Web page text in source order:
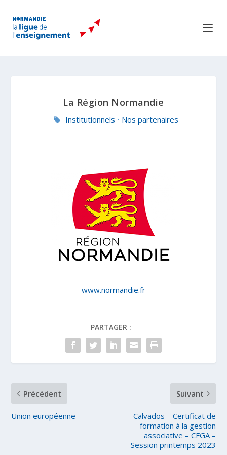
La Région Normandie
Institutionnels • Nos partenaires
www.normandie.fr
PARTAGER :
Précédent
Union européenne
Suivant
Calvados – Certificat de
formation à la gestion
associative – CFGA –
Session printemps 2023